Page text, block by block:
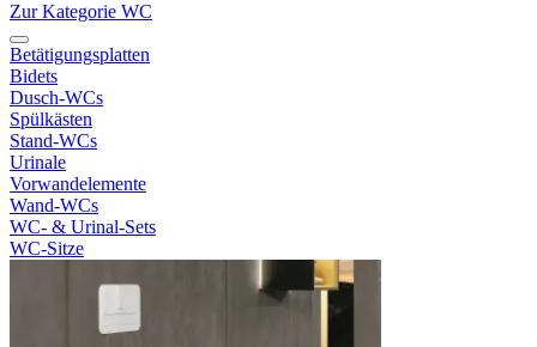
Zur Kategorie WC
Betätigungsplatten
Bidets
Dusch-WCs
Spülkästen
Stand-WCs
Urinale
Vorwandelemente
Wand-WCs
WC- & Urinal-Sets
WC-Sitze